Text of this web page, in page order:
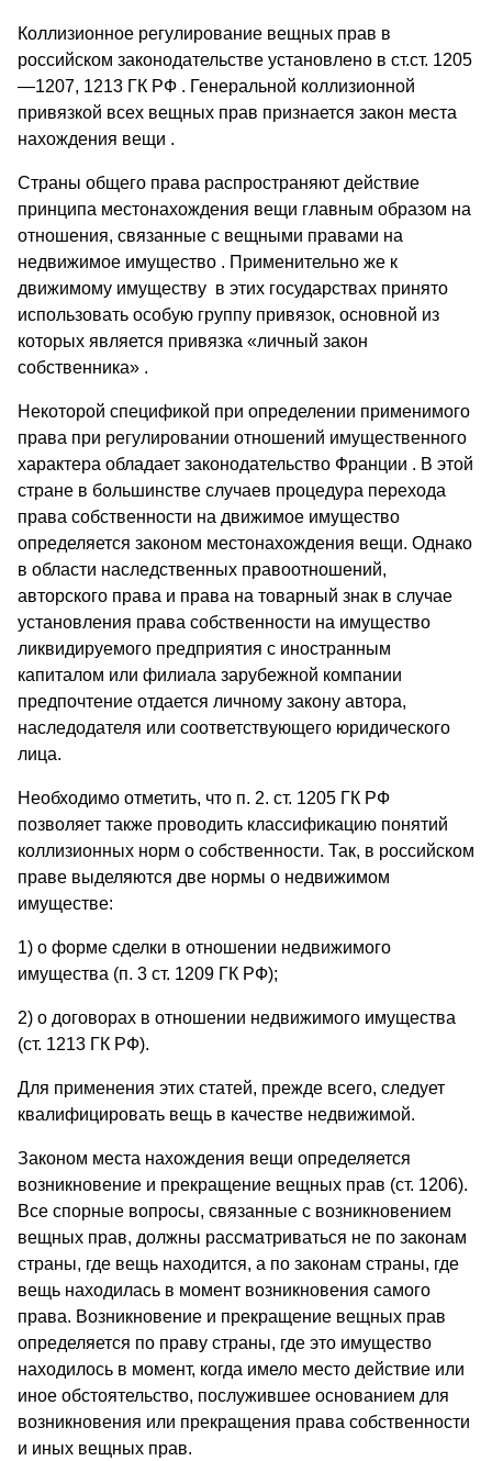
Коллизионное регулирование вещных прав в
российском законодательстве установлено в ст.ст. 1205
—1207, 1213 ГК РФ . Генеральной коллизионной
привязкой всех вещных прав признается закон места
нахождения вещи .
Страны общего права распространяют действие
принципа местонахождения вещи главным образом на
отношения, связанные с вещными правами на
недвижимое имущество . Применительно же к
движимому имуществу в этих государствах принято
использовать особую группу привязок, основной из
которых является привязка «личный закон
собственника» .
Некоторой спецификой при определении применимого
права при регулировании отношений имущественного
характера обладает законодательство Франции . В этой
стране в большинстве случаев процедура перехода
права собственности на движимое имущество
определяется законом местонахождения вещи. Однако
в области наследственных правоотношений,
авторского права и права на товарный знак в случае
установления права собственности на имущество
ликвидируемого предприятия с иностранным
капиталом или филиала зарубежной компании
предпочтение отдается личному закону автора,
наследодателя или соответствующего юридического
лица.
Необходимо отметить, что п. 2. ст. 1205 ГК РФ
позволяет также проводить классификацию понятий
коллизионных норм о собственности. Так, в российском
праве выделяются две нормы о недвижимом
имуществе:
1) о форме сделки в отношении недвижимого
имущества (п. 3 ст. 1209 ГК РФ);
2) о договорах в отношении недвижимого имущества
(ст. 1213 ГК РФ).
Для применения этих статей, прежде всего, следует
квалифицировать вещь в качестве недвижимой.
Законом места нахождения вещи определяется
возникновение и прекращение вещных прав (ст. 1206).
Все спорные вопросы, связанные с возникновением
вещных прав, должны рассматриваться не по законам
страны, где вещь находится, а по законам страны, где
вещь находилась в момент возникновения самого
права. Возникновение и прекращение вещных прав
определяется по праву страны, где это имущество
находилось в момент, когда имело место действие или
иное обстоятельство, послужившее основанием для
возникновения или прекращения права собственности
и иных вещных прав.